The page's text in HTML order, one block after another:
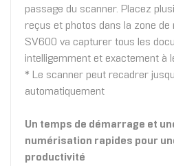
passage du scanner. Placez
reçus et photos dans la zone de
SV600 va capturer tous les
intelligemment et exactement à
* Le scanner peut recadrer
automatiquement
Un temps de démarrage et
numérisation rapides pour
productivité